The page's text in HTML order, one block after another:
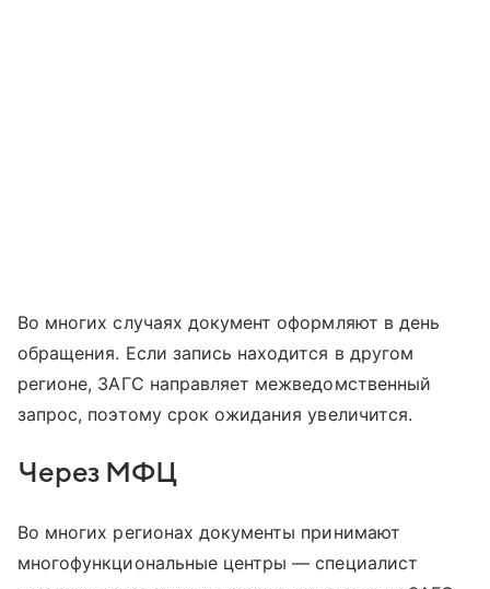
Во многих случаях документ оформляют в день
обращения. Если запись находится в другом
регионе, ЗАГС направляет межведомственный
запрос, поэтому срок ожидания увеличится.
Через МФЦ
Во многих регионах документы принимают
многофункциональные центры — специалист